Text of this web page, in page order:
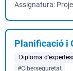
Assignatura:
Planificació i
Diploma
#Ciberseguretat